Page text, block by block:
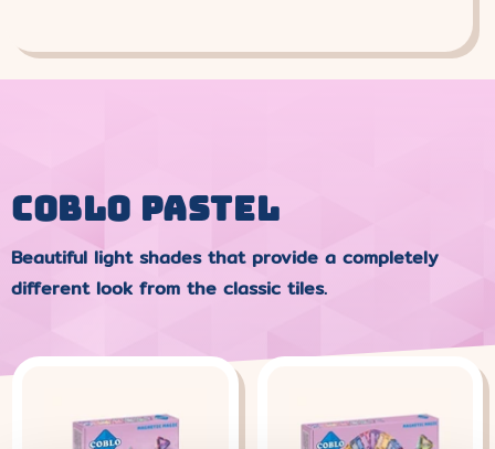
COBLO PASTEL
Beautiful light shades that provide a completely
different look from the classic tiles.